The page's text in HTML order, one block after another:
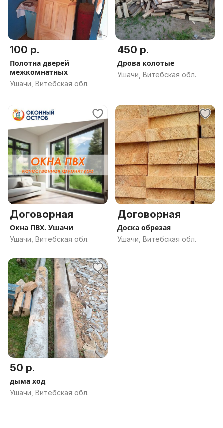
100 р.
Полотна дверей
межкомнатных
Ушачи, Витебская обл.
450 р.
Дрова колотые
Ушачи, Витебская обл.
Договорная
Окна ПВХ. Ушачи
Ушачи, Витебская обл.
Договорная
Доска обрезая
Ушачи, Витебская обл.
50 р.
дыма ход
Ушачи, Витебская обл.